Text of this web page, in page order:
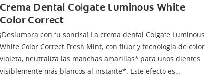
Crema Dental Colgate Luminous White
Color Correct
¡Deslumbra con tu sonrisa! La crema dental Colgate Luminous
White Color Correct Fresh Mint, con flúor y tecnología de color
violeta, neutraliza las manchas amarillas* para unos dientes
visiblemente más blancos al instante*. Este efecto es